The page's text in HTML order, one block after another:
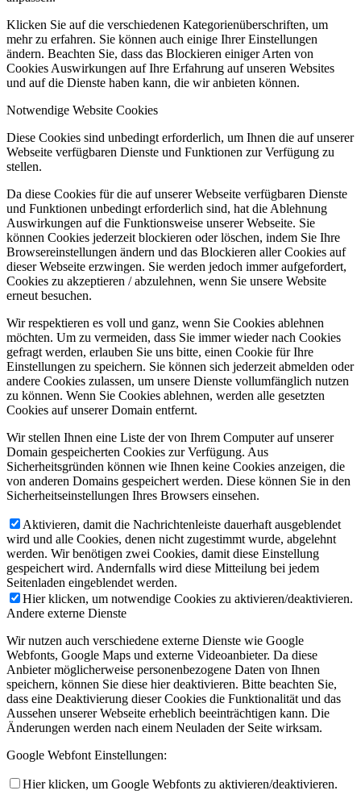
Klicken Sie auf die verschiedenen Kategorienüberschriften, um
mehr zu erfahren. Sie können auch einige Ihrer Einstellungen
ändern. Beachten Sie, dass das Blockieren einiger Arten von
Cookies Auswirkungen auf Ihre Erfahrung auf unseren Websites
und auf die Dienste haben kann, die wir anbieten können.
Notwendige Website Cookies
Diese Cookies sind unbedingt erforderlich, um Ihnen die auf unserer
Webseite verfügbaren Dienste und Funktionen zur Verfügung zu
stellen.
Da diese Cookies für die auf unserer Webseite verfügbaren Dienste
und Funktionen unbedingt erforderlich sind, hat die Ablehnung
Auswirkungen auf die Funktionsweise unserer Webseite. Sie
können Cookies jederzeit blockieren oder löschen, indem Sie Ihre
Browsereinstellungen ändern und das Blockieren aller Cookies auf
dieser Webseite erzwingen. Sie werden jedoch immer aufgefordert,
Cookies zu akzeptieren / abzulehnen, wenn Sie unsere Website
erneut besuchen.
Wir respektieren es voll und ganz, wenn Sie Cookies ablehnen
möchten. Um zu vermeiden, dass Sie immer wieder nach Cookies
gefragt werden, erlauben Sie uns bitte, einen Cookie für Ihre
Einstellungen zu speichern. Sie können sich jederzeit abmelden oder
andere Cookies zulassen, um unsere Dienste vollumfänglich nutzen
zu können. Wenn Sie Cookies ablehnen, werden alle gesetzten
Cookies auf unserer Domain entfernt.
Wir stellen Ihnen eine Liste der von Ihrem Computer auf unserer
Domain gespeicherten Cookies zur Verfügung. Aus
Sicherheitsgründen können wie Ihnen keine Cookies anzeigen, die
von anderen Domains gespeichert werden. Diese können Sie in den
Sicherheitseinstellungen Ihres Browsers einsehen.
Aktivieren, damit die Nachrichtenleiste dauerhaft ausgeblendet
wird und alle Cookies, denen nicht zugestimmt wurde, abgelehnt
werden. Wir benötigen zwei Cookies, damit diese Einstellung
gespeichert wird. Andernfalls wird diese Mitteilung bei jedem
Seitenladen eingeblendet werden.
Hier klicken, um notwendige Cookies zu aktivieren/deaktivieren.
Andere externe Dienste
Wir nutzen auch verschiedene externe Dienste wie Google
Webfonts, Google Maps und externe Videoanbieter. Da diese
Anbieter möglicherweise personenbezogene Daten von Ihnen
speichern, können Sie diese hier deaktivieren. Bitte beachten Sie,
dass eine Deaktivierung dieser Cookies die Funktionalität und das
Aussehen unserer Webseite erheblich beeinträchtigen kann. Die
Änderungen werden nach einem Neuladen der Seite wirksam.
Google Webfont Einstellungen:
Hier klicken, um Google Webfonts zu aktivieren/deaktivieren.